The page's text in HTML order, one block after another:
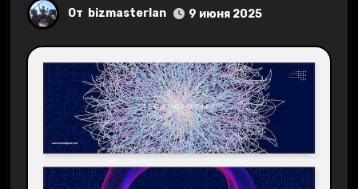
От bizmasterlan 9 июня 2025